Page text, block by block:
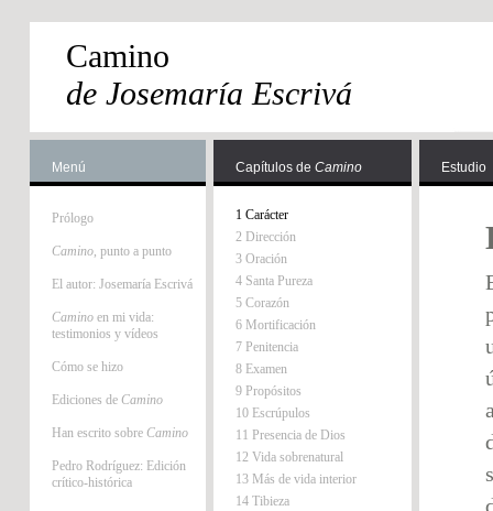
Camino
de Josemaría Escrivá
Menú
Prólogo
Camino, punto a punto
El autor: Josemaría Escrivá
Camino en mi vida:
testimonios y vídeos
Cómo se hizo
Ediciones de Camino
Han escrito sobre Camino
Pedro Rodríguez: Edición
crítico-histórica
Capítulos de Camino
1 Carácter
2 Dirección
3 Oración
4 Santa Pureza
5 Corazón
6 Mortificación
7 Penitencia
8 Examen
9 Propósitos
10 Escrúpulos
11 Presencia de Dios
12 Vida sobrenatural
13 Más de vida interior
14 Tibieza
Estudio